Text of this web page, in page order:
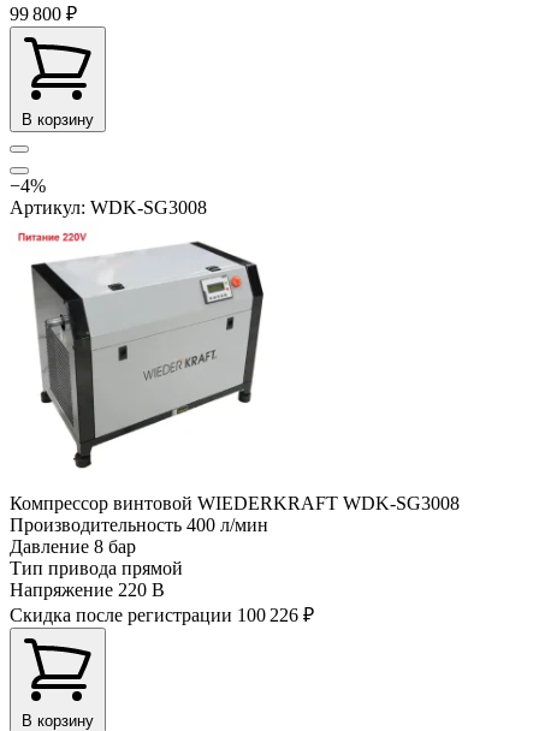
99 800 ₽
В корзину
−4%
Артикул: WDK-SG3008
Компрессор винтовой WIEDERKRAFT WDK-SG3008
Производительность 400 л/мин
Давление 8 бар
Тип привода прямой
Напряжение 220 В
Скидка после регистрации 100 226 ₽
В корзину